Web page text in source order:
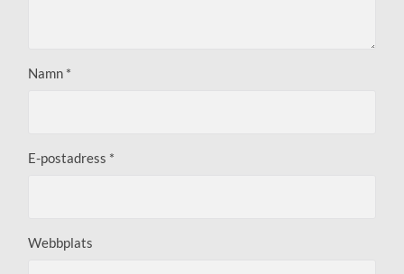
Namn *
E-postadress *
Webbplats